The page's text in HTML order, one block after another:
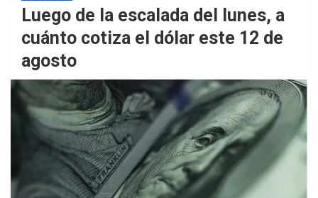
Luego de la escalada del lunes, a
cuánto cotiza el dólar este 12 de
agosto